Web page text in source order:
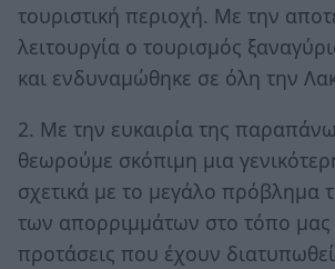
τουριστική περιοχή. Με την
λειτουργία ο τουρισμός
και ενδυναμώθηκε σε όλη την
2. Με την ευκαιρία της
θεωρούμε σκόπιμη μια
σχετικά με το μεγάλο πρόβλημα
των απορριμμάτων στο τόπο μας
προτάσεις που έχουν διατυπωθεί